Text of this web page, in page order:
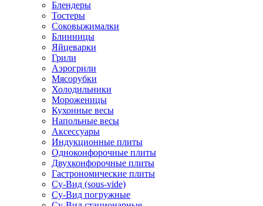
Блендеры
Тостеры
Соковыжималки
Блинницы
Яйцеварки
Грили
Аэрогрили
Мясорубки
Холодильники
Мороженицы
Кухонные весы
Напольные весы
Аксессуары
Индукционные плиты
Одноконфорочные плиты
Двухконфорочные плиты
Гастрономические плиты
Су-Вид (sous-vide)
Су-Вид погружные